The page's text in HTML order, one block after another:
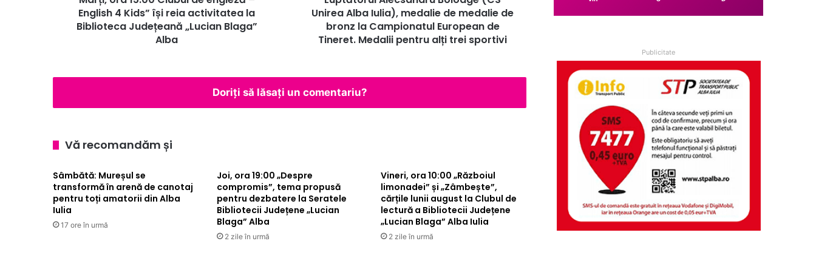
Județeană
English 4 Kids” își reia activitatea la
Biblioteca Județeană „Lucian Blaga”
Alba
de
Tineret.
Unirea Alba Iulia), medalie de medalie de
bronz la Campionatul European de
Tineret. Medalii pentru alți trei sportivi
Doriți să lăsați un comentariu?
Vă recomandăm și
Sâmbătă: Mureșul se
transformă în arenă de canotaj
pentru toți amatorii din Alba
Iulia
17 ore în urmă
Joi, ora 19:00 „Despre
compromis”, tema propusă
pentru dezbatere la Seratele
Bibliotecii Județene „Lucian
Blaga” Alba
2 zile în urmă
Vineri, ora 10:00 „Războiul
limonadei” și „Zâmbește”,
cărțile lunii august la Clubul de
lectură a Bibliotecii Județene
„Lucian Blaga” Alba Iulia
2 zile în urmă
Publicitate